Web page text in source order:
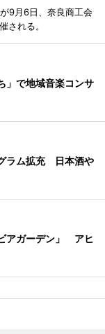
9月6日、奈良商工会
される。
」で地域音楽コンサ
ラム拡充 日本酒や
アガーデン」 アヒ